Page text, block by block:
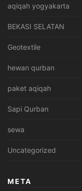
aqiqah yogyakarta
BEKASI SELATAN
Geotextile
hewan qurban
paket aqiqah
Sapi Qurban
sewa
Uncategorized
META